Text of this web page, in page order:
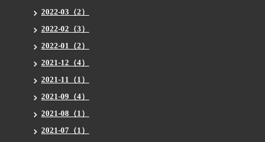
2022-03（2）
2022-02（3）
2022-01（2）
2021-12（4）
2021-11（1）
2021-09（4）
2021-08（1）
2021-07（1）